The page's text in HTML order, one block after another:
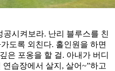
공시켜보라. 난리 블루스를 친
도록 외친다. 홀인원을 하면
은 포옹을 할 걸. 아내가 버디
습장에서 살지, 살어~”하고